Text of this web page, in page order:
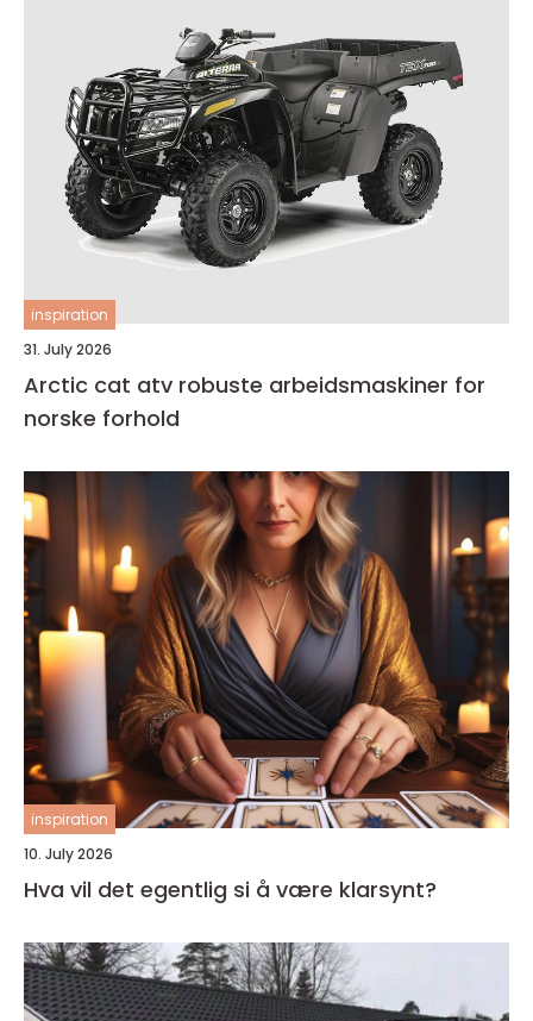
inspiration
31. July 2026
Arctic cat atv robuste arbeidsmaskiner for
norske forhold
inspiration
10. July 2026
Hva vil det egentlig si å være klarsynt?